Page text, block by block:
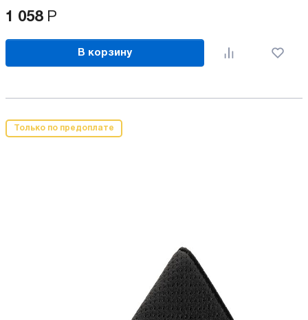
1 058 Р
В корзину
Только по предоплате